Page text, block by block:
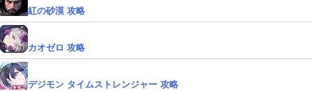
紅の砂漠 攻略
カオゼロ 攻略
デジモン タイムストレンジャー 攻略